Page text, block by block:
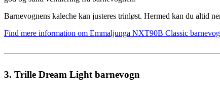
Barnevognens kaleche kan justeres trinløst. Hermed kan du altid
Find mere information om Emmaljunga NXT90B Classic
3. Trille Dream Light barnevogn